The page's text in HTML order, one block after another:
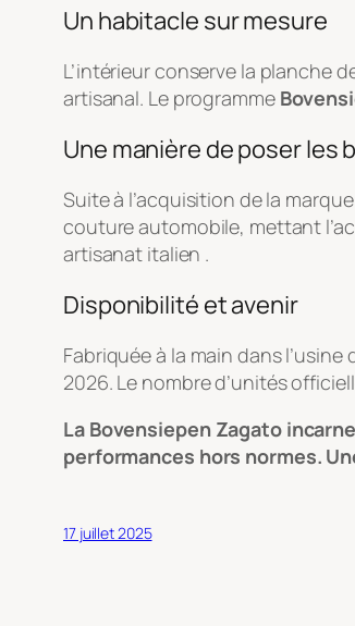
Un habitacle sur mesure
L’intérieur conserve la planche
artisanal. Le programme
Une manière de poser les
Suite à l’acquisition de la
couture automobile, mettant
artisanat italien .
Disponibilité et avenir
Fabriquée à la main dans
2026. Le nombre d’unités
La Bovensiepen Zagato
performances hors normes.
17 juillet 2025